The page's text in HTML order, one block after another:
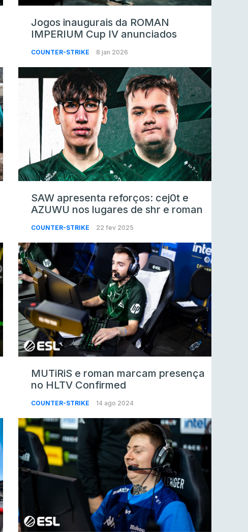
Jogos inaugurais da ROMAN
IMPERIUM Cup IV anunciados
COUNTER-STRIKE 8 jan 2026
SAW apresenta reforços: cej0t e
AZUWU nos lugares de shr e roman
COUNTER-STRIKE 22 fev 2025
MUTiRiS e roman marcam presença
no HLTV Confirmed
COUNTER-STRIKE 14 ago 2024